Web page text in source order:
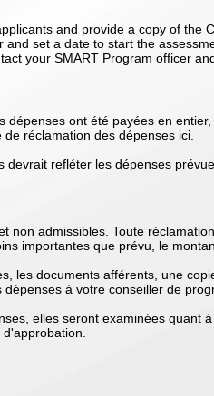
and provide a copy of
set a date to start the
your SMART Program officer
dépenses ont été payées en
réclamation des dépenses ici.
devrait refléter les dépenses
non admissibles. Toute
importantes que prévu, le
les documents afférents, une
à votre conseiller de
elles seront examinées quant